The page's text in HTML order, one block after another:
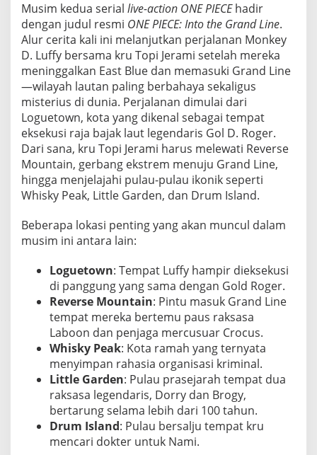
r
t
a
Musim kedua serial live-action ONE PIECEhadir
dengan judul resmi ONE PIECE: Into the Grand Line.
Alur cerita kali ini melanjutkan perjalanan Monkey
D. Luffy bersama kru Topi Jerami setelah mereka
meninggalkan East Blue dan memasuki Grand Line
—wilayah lautan paling berbahaya sekaligus
misterius di dunia. Perjalanan dimulai dari
Loguetown, kota yang dikenal sebagai tempat
eksekusi raja bajak laut legendaris Gol D. Roger.
Dari sana, kru Topi Jerami harus melewati Reverse
Mountain, gerbang ekstrem menuju Grand Line,
hingga menjelajahi pulau-pulau ikonik seperti
Whisky Peak, Little Garden, dan Drum Island.
Beberapa lokasi penting yang akan muncul dalam
musim ini antara lain:
Loguetown: Tempat Luffy hampir dieksekusi
di panggung yang sama dengan Gold Roger.
Reverse Mountain: Pintu masuk Grand Line
tempat mereka bertemu paus raksasa
Laboon dan penjaga mercusuar Crocus.
Whisky Peak: Kota ramah yang ternyata
menyimpan rahasia organisasi kriminal.
Little Garden: Pulau prasejarah tempat dua
raksasa legendaris, Dorry dan Brogy,
bertarung selama lebih dari 100 tahun.
Drum Island: Pulau bersalju tempat kru
mencari dokter untuk Nami.